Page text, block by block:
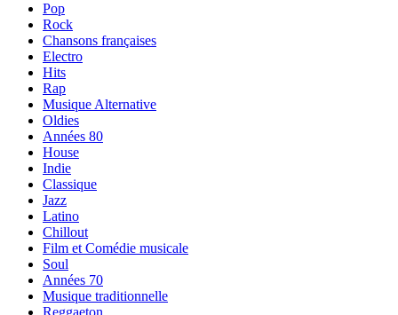
Pop
Rock
Chansons françaises
Electro
Hits
Rap
Musique Alternative
Oldies
Années 80
House
Indie
Classique
Jazz
Latino
Chillout
Film et Comédie musicale
Soul
Années 70
Musique traditionnelle